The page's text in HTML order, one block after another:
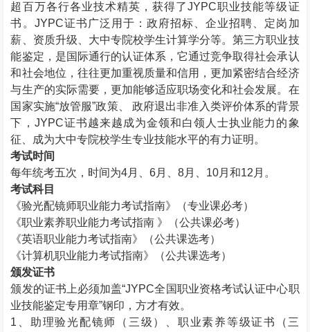
超百万各行各业技术精英，获得了JYPC职业技能等级证
书。 JYPC证书广泛用于：政府招标、企业招聘、定岗加
薪、资质升级、大中专院校学生计算学分等。第三方职业技
能鉴定，是国际通行的认证体系，它通过竞争取得社会承认
和社会地位，往往更加重视质量和信用，更加紧密结合经济
与生产的实际需要，更加能够适应职场变化和社会发展。在
国家实施“放管服”政策、 政府退出非准入类评价体系的背景
下， JYPC证书越来越成为金领和白领人士执业能力的象
征、成为大中专院校学生专业技能水平的有力证明。
考试时间
每年统考五次，时间为4月、6月、8月、 10月和12 月。
考试科目
《验光配镜师职业能力考试指南》（专业课必考）
《职业素养职业能力考试指南 》（公共课必考）
《英语职业能力考试指南》（公共课选考）
《计算机职业能力考试指南》（公共课选考）
颁发证书
颁发的证书上必须加盖“JYPC全国职业资格考试认证中心职
业技能鉴定专用章”钢印，方才有效。
1 、助理验光配镜师（三级）、职业素养等级证书（三